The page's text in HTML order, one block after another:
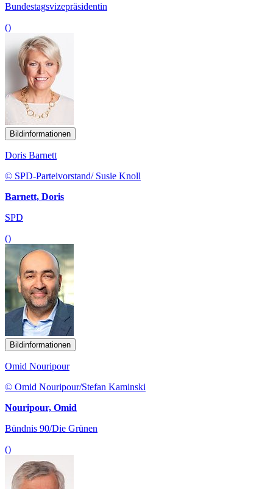
Bundestagsvizepräsidentin
()
Bildinformationen
Doris Barnett
© SPD-Parteivorstand/ Susie Knoll
Barnett, Doris
SPD
()
Bildinformationen
Omid Nouripour
© Omid Nouripour/Stefan Kaminski
Nouripour, Omid
Bündnis 90/Die Grünen
()